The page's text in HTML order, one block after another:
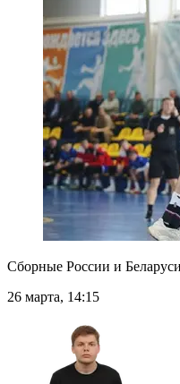
Сборные России и
26 марта, 14:15